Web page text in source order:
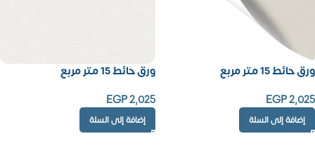
ورق حائط 15 متر مربع
EGP2,025
إضافة إلى السلة
ورق حائط 15 متر مربع
EGP2,025
إضافة إلى السلة